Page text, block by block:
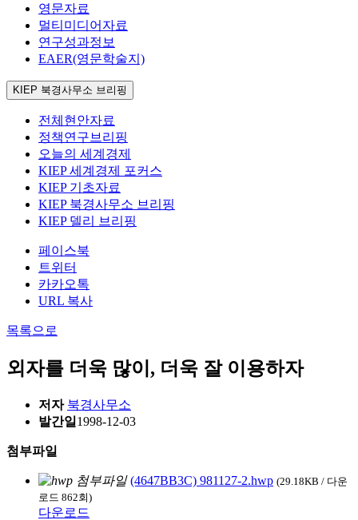
영문자료
멀티미디어자료
연구성과정보
EAER(영문학술지)
KIEP 북경사무소 브리핑
전체현안자료
정책연구브리핑
오늘의 세계경제
KIEP 세계경제 포커스
KIEP 기초자료
KIEP 북경사무소 브리핑
KIEP 델리 브리핑
페이스북
트위터
카카오톡
URL 복사
목록으로
외자를 더욱 많이, 더욱 잘 이용하자
저자 북경사무소
발간일 1998-12-03
첨부파일
(4647BB3C) 981127-2.hwp (29.18KB / 다운
로드 862회)
다운로드